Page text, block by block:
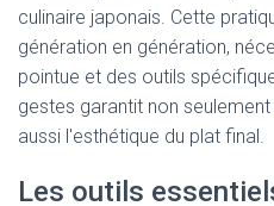
culinaire japonais. Cette
génération en génération,
pointue et des outils
gestes garantit non
aussi l'esthétique du plat final.
Les outils